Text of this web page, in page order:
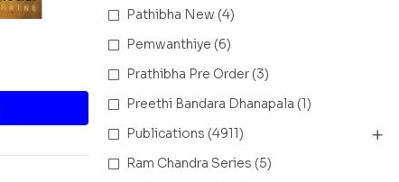
Pathibha New (4)
Pemwanthiye (6)
Prathibha Pre Order (3)
Preethi Bandara Dhanapala (1)
Publications (4911)
Ram Chandra Series (5)